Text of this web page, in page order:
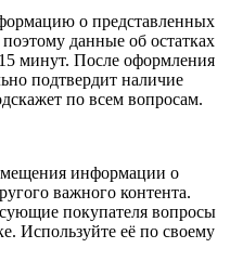
о представленных
данные об остатках
минут. После оформления
подтвердит наличие
по всем вопросам.
информации о
важного контента.
покупателя вопросы
Используйте её по своему